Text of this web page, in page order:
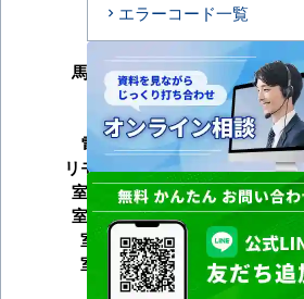
型番
形状
天井カセ
馬力（能力）
2.3馬力
冷房能力
暖房能力
電源タイプ
三相200V
リモコンタイプ
ワイヤー
室内機サイズ
室外機サイズ
室内機重量
室外機重量
エラーコード一覧